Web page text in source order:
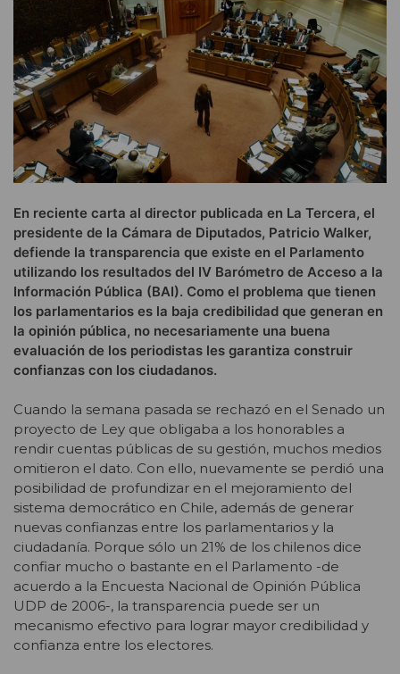
En reciente carta al director publicada en La Tercera, el
presidente de la Cámara de Diputados, Patricio Walker,
defiende la transparencia que existe en el Parlamento
utilizando los resultados del IV Barómetro de Acceso a la
Información Pública (BAI). Como el problema que tienen
los parlamentarios es la baja credibilidad que generan en
la opinión pública, no necesariamente una buena
evaluación de los periodistas les garantiza construir
confianzas con los ciudadanos.
Cuando la semana pasada se rechazó en el Senado un
proyecto de Ley que obligaba a los honorables a
rendir cuentas públicas de su gestión, muchos medios
omitieron el dato. Con ello, nuevamente se perdió una
posibilidad de profundizar en el mejoramiento del
sistema democrático en Chile, además de generar
nuevas confianzas entre los parlamentarios y la
ciudadanía. Porque sólo un 21% de los chilenos dice
confiar mucho o bastante en el Parlamento -de
acuerdo a la Encuesta Nacional de Opinión Pública
UDP de 2006-, la transparencia puede ser un
mecanismo efectivo para lograr mayor credibilidad y
confianza entre los electores.